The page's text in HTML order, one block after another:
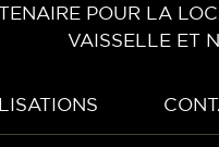
POUR LA
VAISSELLE ET